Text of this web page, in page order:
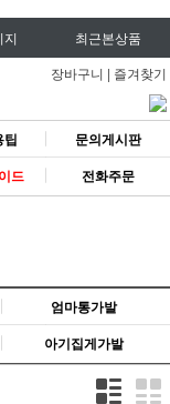
최근본상품
장바구니 | 즐겨찾기
팁
문의게시판
드 전화주문
엄마통가발
아기집게가발